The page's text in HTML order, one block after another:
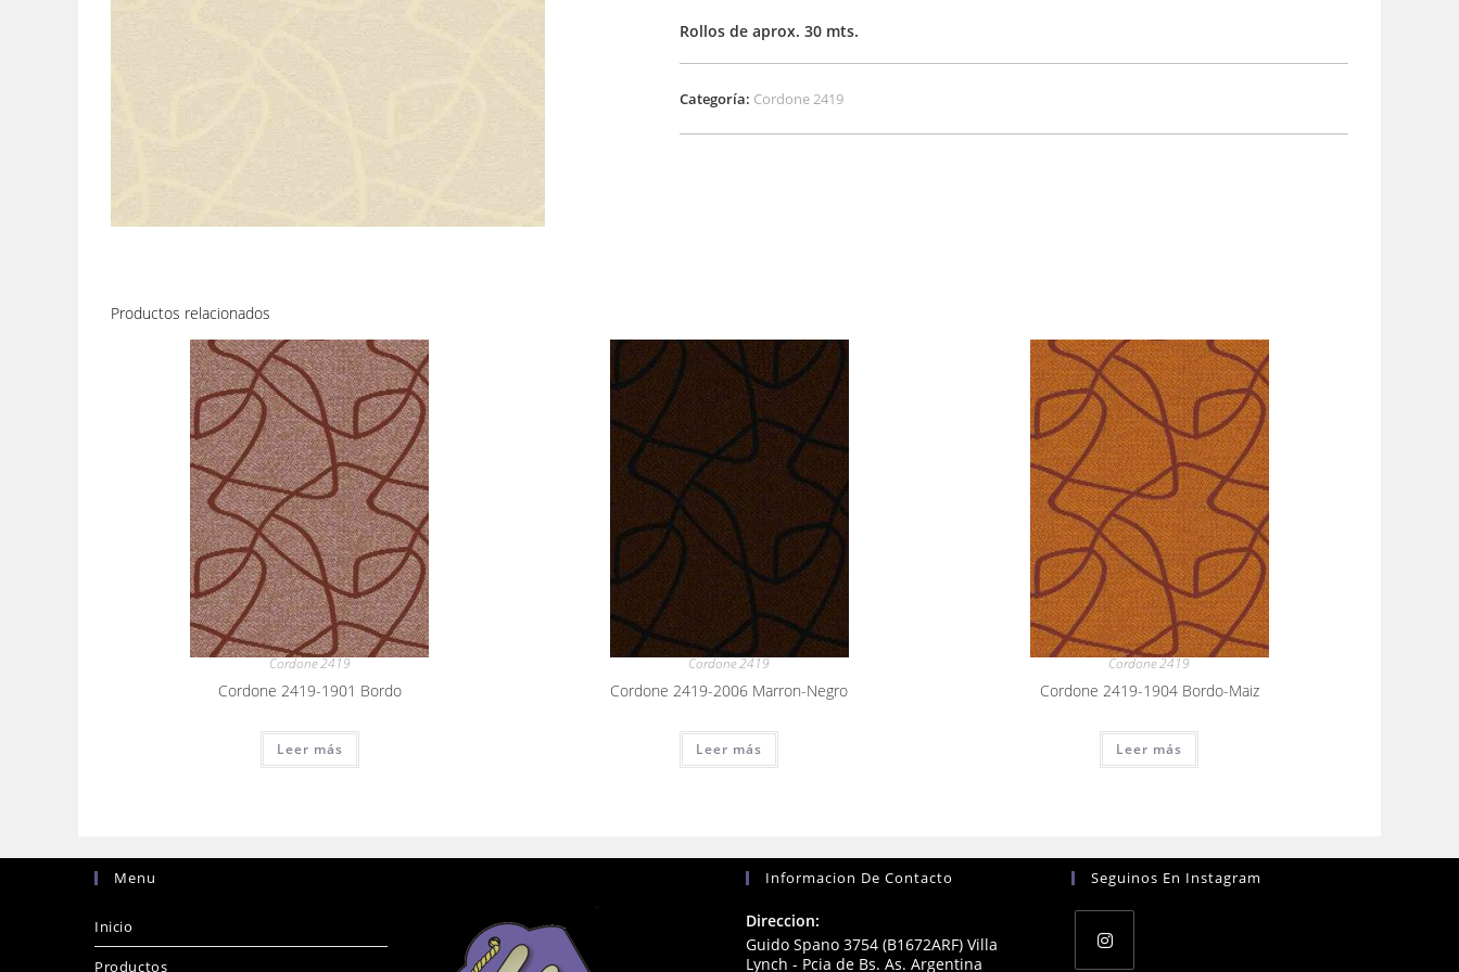
Rollos de aprox. 30 mts.
Categoría: Cordone 2419
Productos relacionados
Cordone 2419
Cordone 2419-1901 Bordo
Leer más
Cordone 2419
Cordone 2419-2006 Marron-Negro
Leer más
Cordone 2419
Cordone 2419-1904 Bordo-Maiz
Leer más
Menu
Inicio
Productos
Informacion De Contacto
Direccion:
Guido Spano 3754 (B1672ARF) Villa
Lynch - Pcia de Bs. As. Argentina
Seguinos En Instagram